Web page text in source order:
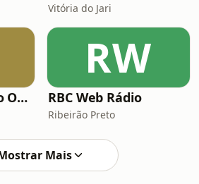
Vitória do Jari
Rádio Barro Preto Ouro Preto FM
RW
RBC Web Rádio
Ribeirão Preto
Mais